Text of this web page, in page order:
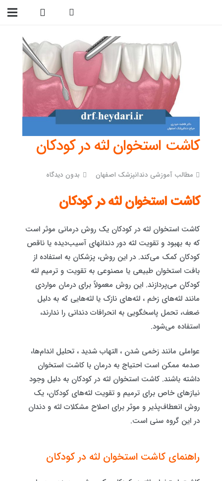
کاشت استخوان لثه در کودکان
مطالب آموزشی دندانپزشک اصفهان بدون دیدگاه
کاشت استخوان لثه در کودکان
کاشت استخوان لثه در کودکان یک روش درمانی موثر است
که به بهبود و تقویت لثه دور دندانهای آسیب‌دیده یا ناقص
کودکان کمک می‌کند. در این روش، پزشکان به استفاده از
بافت استخوان طبیعی یا مصنوعی به تقویت و ترمیم لثه
کودکان می‌پردازند. این روش معمولاً برای درمان مواردی
مانند لثه‌های زخم ، لثه‌های نازک یا لثه‌هایی که به دلیل
ضعف، تحمل پاسخگویی به انحرافات دندانی را ندارند،
استفاده می‌شود.
عواملی مانند زخمی شدن ، التهاب شدید ، تحلیل اندام‌ها،
صدمه ممکن است احتیاج به درمان با کاشت استخوان
داشته باشند. کاشت استخوان لثه در کودکان به دلیل وجود
نیازهای خاص برای ترمیم و تقویت لثه‌های کودکان، یک
روش انعطاف‌پذیر و موثر برای اصلاح مشکلات لثه و دندان
در این گروه سنی است.
راهنمای کاشت استخوان لثه در کودکان